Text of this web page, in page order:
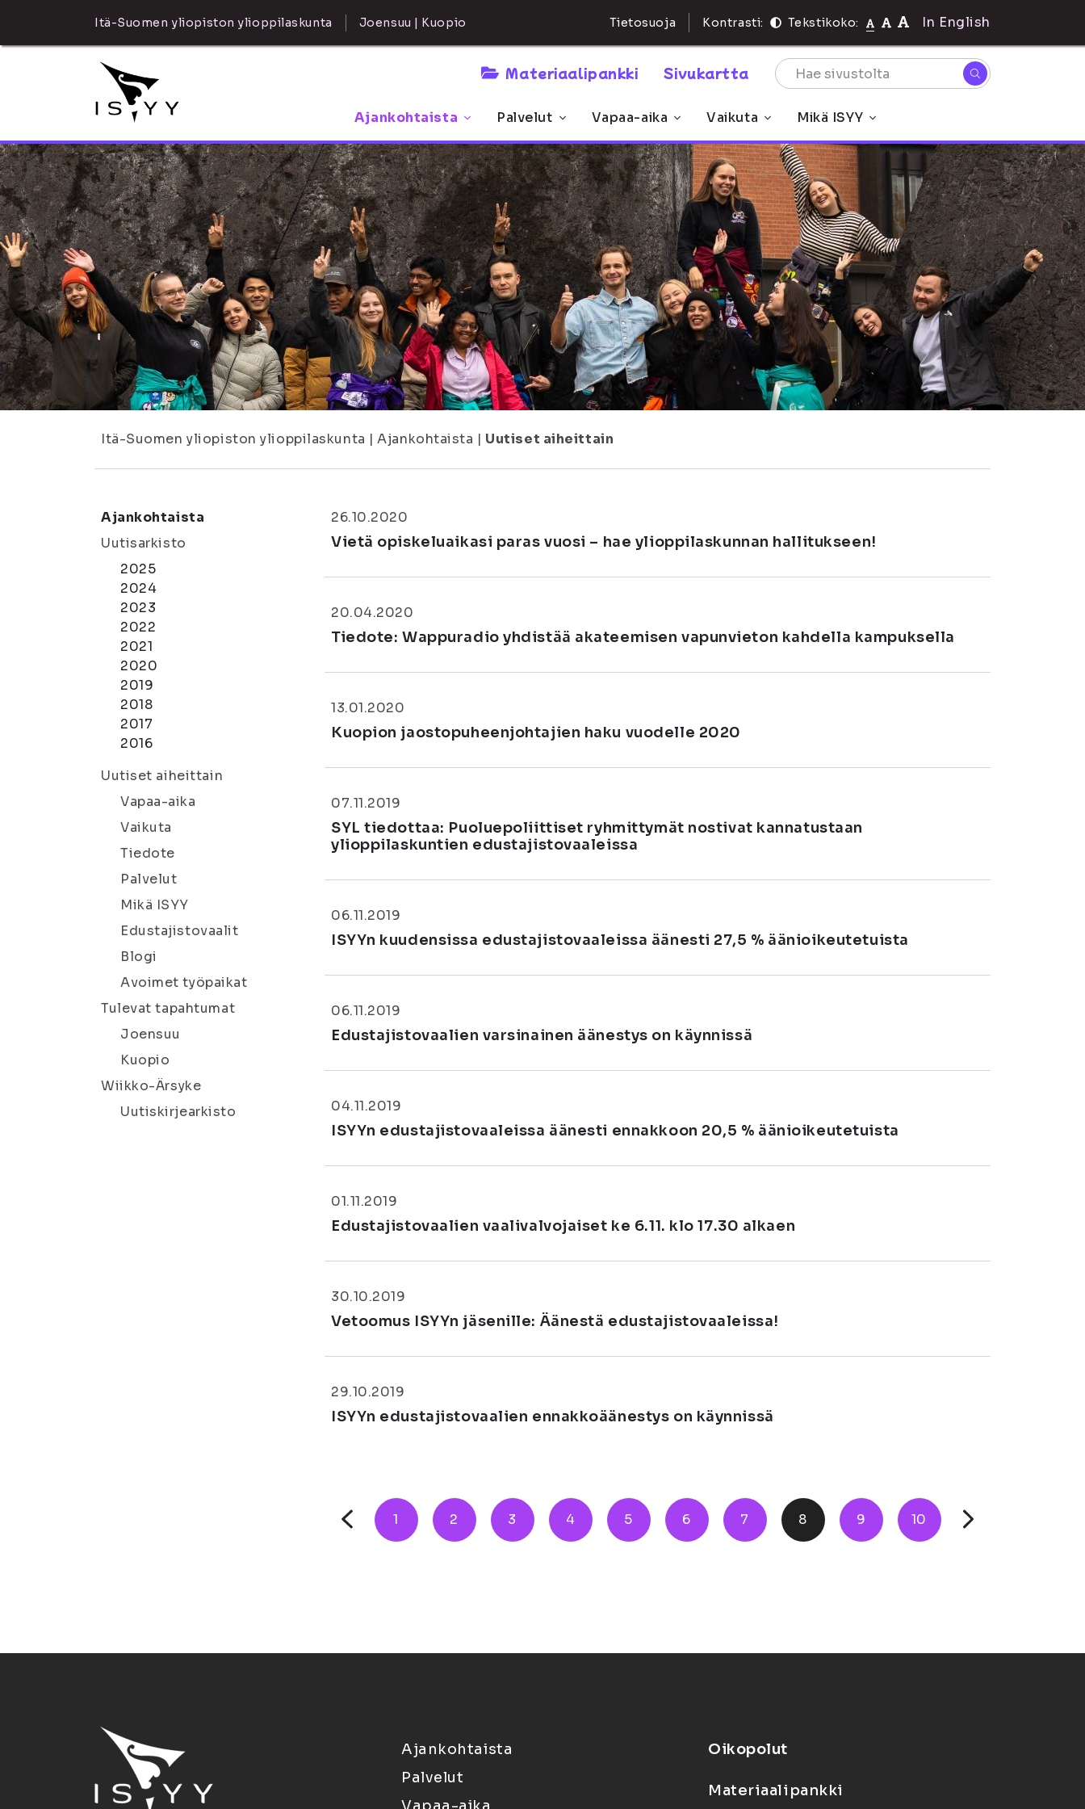
Itä-Suomen yliopiston ylioppilaskunta Joensuu | Kuopio Tietosuoja Kontrasti: Tekstikoko: In English
Materiaalipankki Sivukartta
Ajankohtaista Palvelut Vapaa-aika Vaikuta Mikä ISYY
Itä-Suomen yliopiston ylioppilaskunta | Ajankohtaista | Uutiset aiheittain
Ajankohtaista
Uutisarkisto
2025
2024
2023
2022
2021
2020
2019
2018
2017
2016
Uutiset aiheittain
Vapaa-aika
Vaikuta
Tiedote
Palvelut
Mikä ISYY
Edustajistovaalit
Blogi
Avoimet työpaikat
Tulevat tapahtumat
Joensuu
Kuopio
Wiikko-Ärsyke
Uutiskirjearkisto
26.10.2020
Vietä opiskeluaikasi paras vuosi – hae ylioppilaskunnan hallitukseen!
20.04.2020
Tiedote: Wappuradio yhdistää akateemisen vapunvieton kahdella kampuksella
13.01.2020
Kuopion jaostopuheenjohtajien haku vuodelle 2020
07.11.2019
SYL tiedottaa: Puoluepoliittiset ryhmittymät nostivat kannatustaan
ylioppilaskuntien edustajistovaaleissa
06.11.2019
ISYYn kuudensissa edustajistovaaleissa äänesti 27,5 % äänioikeutetuista
06.11.2019
Edustajistovaalien varsinainen äänestys on käynnissä
04.11.2019
ISYYn edustajistovaaleissa äänesti ennakkoon 20,5 % äänioikeutetuista
01.11.2019
Edustajistovaalien vaalivalvojaiset ke 6.11. klo 17.30 alkaen
30.10.2019
Vetoomus ISYYn jäsenille: Äänestä edustajistovaaleissa!
29.10.2019
ISYYn edustajistovaalien ennakkoäänestys on käynnissä
1 2 3 4 5 6 7 8 9 10
Ajankohtaista
Palvelut
Oikopolut
Materiaalipankki